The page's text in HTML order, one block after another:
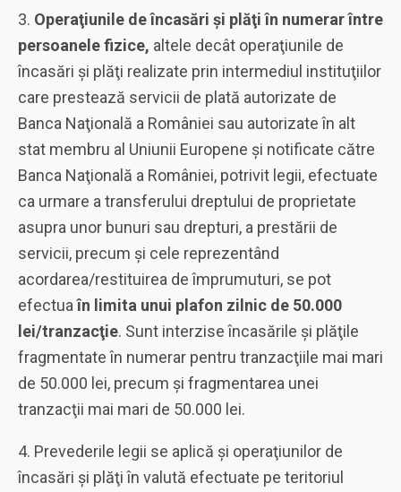
3. Operaţiunile de încasări şi plăţi în numerar între
persoanele fizice, altele decât operaţiunile de
încasări şi plăţi realizate prin intermediul instituţiilor
care prestează servicii de plată autorizate de
Banca Naţională a României sau autorizate în alt
stat membru al Uniunii Europene şi notificate către
Banca Naţională a României, potrivit legii, efectuate
ca urmare a transferului dreptului de proprietate
asupra unor bunuri sau drepturi, a prestării de
servicii, precum şi cele reprezentând
acordarea/restituirea de împrumuturi, se pot
efectuaîn limita unui plafon zilnic de 50.000
lei/tranzacţie. Sunt interzise încasările şi plăţile
fragmentate în numerar pentru tranzacţiile mai mari
de 50.000 lei, precum şi fragmentarea unei
tranzacţii mai mari de 50.000 lei.
4. Prevederile legii se aplică şi operaţiunilor de
încasări şi plăţi în valută efectuate pe teritoriul